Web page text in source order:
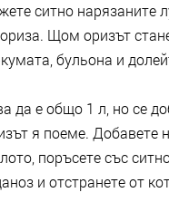
ситно нарязаните
Щом оризът
бульона и
да е общо 1 л, но се
я поеме. Добавете
поръсете със
и отстранете от